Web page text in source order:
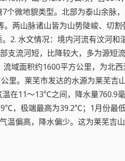
微地貌类型。北部为泰山余脉，
两山脉诸山皆为山势陡峻、切
2. 水文情况：境内河流有汶河和
流河短，比降较大，多为源短
域面积约1600平方公里，为北
。莱芜市发达的水源为莱芜吉
在11～13℃之间，降水量760.9
，极端最高为39.2℃；1月份
偏高，降水偏少。这为莱芜吉